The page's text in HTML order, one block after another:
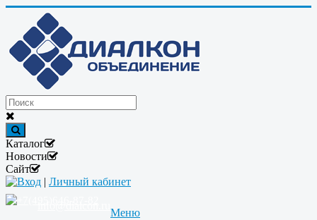
Каталог
Новости
Сайт
Вход | Личный кабинет
Меню